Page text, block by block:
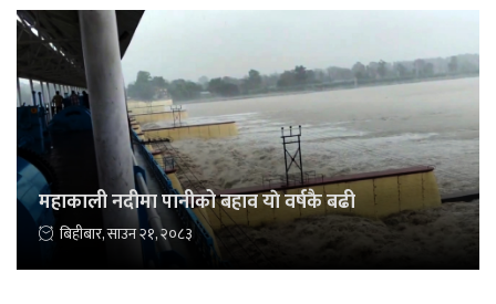
महाकाली नदीमा पानीको बहाव याे वर्षकै बढी
बिहीबार, साउन २१, २०८३